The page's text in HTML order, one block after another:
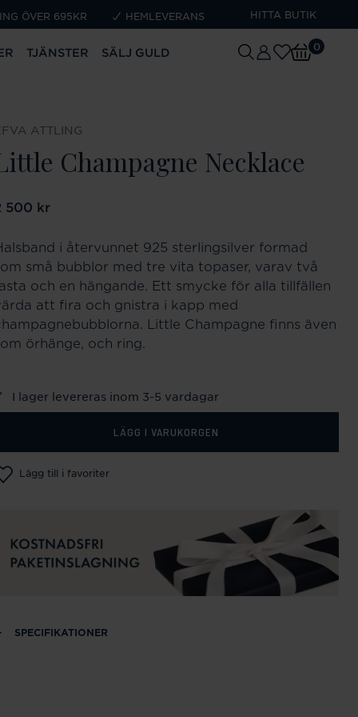
ÖVER 695KR HEMLEVERANS HITTA BUTIK
TJÄNSTER SÄLJ GULD 0
ATTLING
Champagne Necklace
:2 500 kr
500 kr
i återvunnet 925 sterlingsilver formad
små bubblor med tre vita topaser, varav två
och en hängande. Ett smycke för alla tillfällen
att fira och gnistra i kapp med
Little Champagne finns även
örhänge, och ring.
I lager levereras inom 3-5 vardagar
LÄGG I VARUKORGEN
Lägg till i favoriter
SPECIFIKATIONER